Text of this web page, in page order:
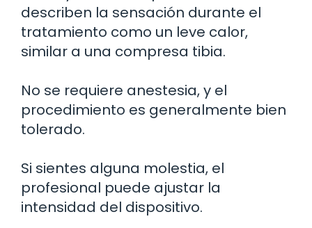
describen la sensación durante el
tratamiento como un leve calor,
similar a una compresa tibia.
No se requiere anestesia, y el
procedimiento es generalmente bien
tolerado.
Si sientes alguna molestia, el
profesional puede ajustar la
intensidad del dispositivo.